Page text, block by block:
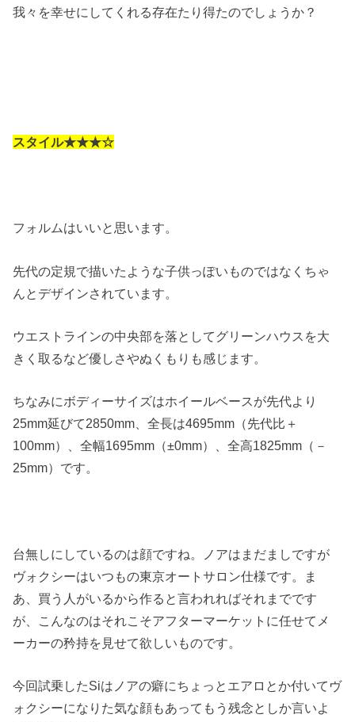
我々を幸せにしてくれる存在たり得たのでしょうか？
スタイル★★★☆
フォルムはいいと思います。
先代の定規で描いたような子供っぽいものではなくちゃ
んとデザインされています。
ウエストラインの中央部を落としてグリーンハウスを大
きく取るなど優しさやぬくもりも感じます。
ちなみにボディーサイズはホイールベースが先代より
25mm延びて2850mm、全長は4695mm（先代比＋
100mm）、全幅1695mm（±0mm）、全高1825mm（－
25mm）です。
台無しにしているのは顔ですね。ノアはまだましですが
ヴォクシーはいつもの東京オートサロン仕様です。ま
あ、買う人がいるから作ると言われればそれまでです
が、こんなのはそれこそアフターマーケットに任せてメ
ーカーの矜持を見せて欲しいものです。
今回試乗したSiはノアの癖にちょっとエアロとか付いてヴ
ォクシーになりた気な顔もあってもう残念としか言いよ